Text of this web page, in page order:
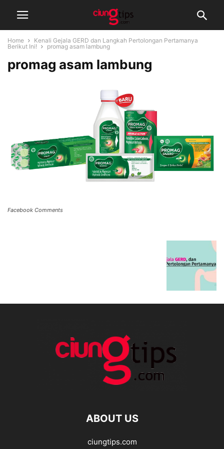
Home
Kenali Gejala GERD dan Langkah Pertolongan Pertamanya
Berikut Ini!
promag asam lambung
promag asam lambung
Facebook Comments
ABOUT US
ciungtips.com